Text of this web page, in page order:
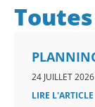
24 JUILLET 2026
LIRE